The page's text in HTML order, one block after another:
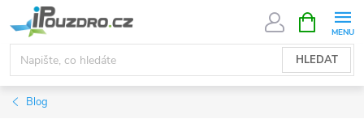
na
obsah
HLEDAT
NÁKUPNÍ
KOŠÍK
Blog